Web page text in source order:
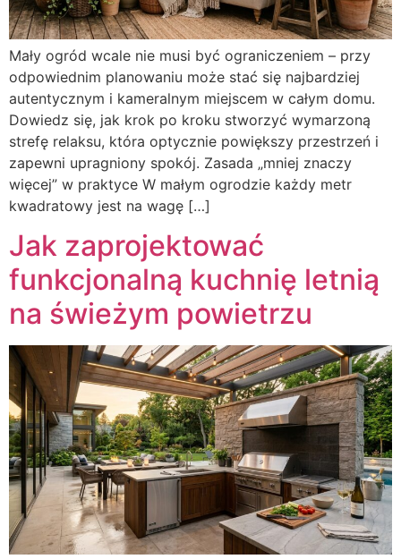
Mały ogród wcale nie musi być ograniczeniem – przy
odpowiednim planowaniu może stać się najbardziej
autentycznym i kameralnym miejscem w całym domu.
Dowiedz się, jak krok po kroku stworzyć wymarzoną
strefę relaksu, która optycznie powiększy przestrzeń i
zapewni upragniony spokój. Zasada „mniej znaczy
więcej” w praktyce W małym ogrodzie każdy metr
kwadratowy jest na wagę […]
Jak zaprojektować
funkcjonalną kuchnię letnią
na świeżym powietrzu